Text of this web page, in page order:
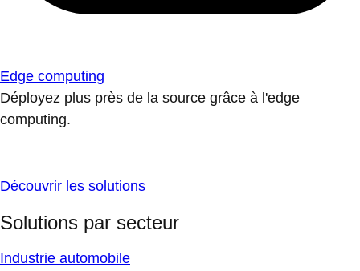
Edge computing
Déployez plus près de la source grâce à l'edge
computing.
Découvrir les solutions
Solutions par secteur
Industrie automobile